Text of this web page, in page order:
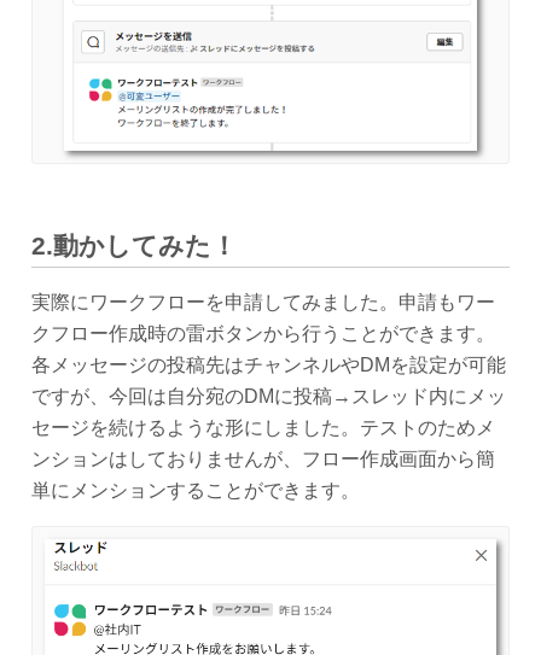
2.動かしてみた ！
実際にワークフローを申請してみました。申請もワー
クフロー作成時の雷ボタンから行うことができます。
各メッセージの投稿先はチャンネルやDMを設定が可能
ですが、今回は自分宛のDMに投稿→スレッド内にメッ
セージを続けるような形にしました。テストのためメ
ンションはしておりませんが、フロー作成画面から簡
単にメンションすることができます。